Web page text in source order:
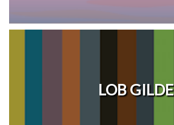
LOB GILDE